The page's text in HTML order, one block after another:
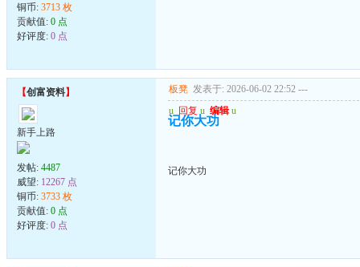
铜币: 3713 枚
贡献值: 0 点
好评度: 0 点
【创富资料】
新手上路
发帖: 4487
威望: 12267 点
铜币: 3733 枚
贡献值: 0 点
好评度: 0 点
板凳 发表于: 2026-06-02 22:52 ---
u 回复 u 编辑 u
记你大功
记你大功